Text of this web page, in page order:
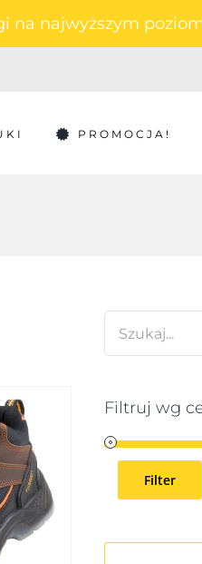
PROMOCJA!
Filtruj wg
Filter
na najwyższym